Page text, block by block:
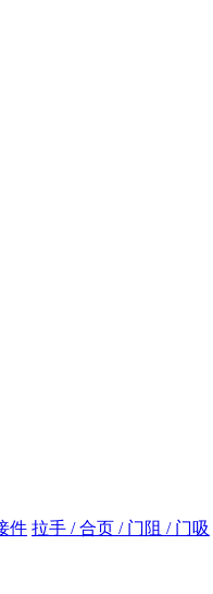
件 拉手 / 合页 / 门阻 / 门吸